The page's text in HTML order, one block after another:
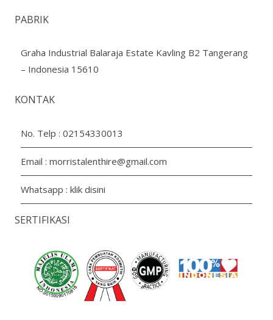
PABRIK
Graha Industrial Balaraja Estate Kavling B2 Tangerang
– Indonesia 15610
KONTAK
No. Telp :02154330013
Email :morristalenthire@gmail.com
Whatsapp :klik disini
SERTIFIKASI